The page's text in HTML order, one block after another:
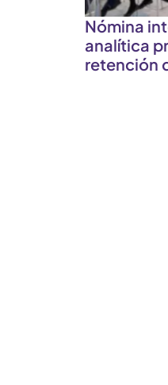
Nómina
analítica
retención